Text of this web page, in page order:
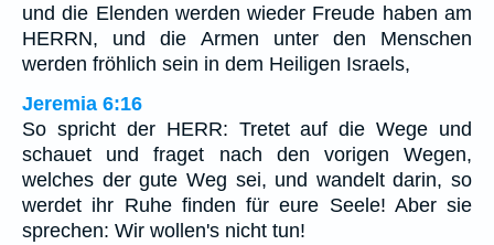
und die Elenden werden wieder Freude haben am
HERRN, und die Armen unter den Menschen
werden fröhlich sein in dem Heiligen Israels,
Jeremia 6:16
So spricht der HERR: Tretet auf die Wege und
schauet und fraget nach den vorigen Wegen,
welches der gute Weg sei, und wandelt darin, so
werdet ihr Ruhe finden für eure Seele! Aber sie
sprechen: Wir wollen's nicht tun!